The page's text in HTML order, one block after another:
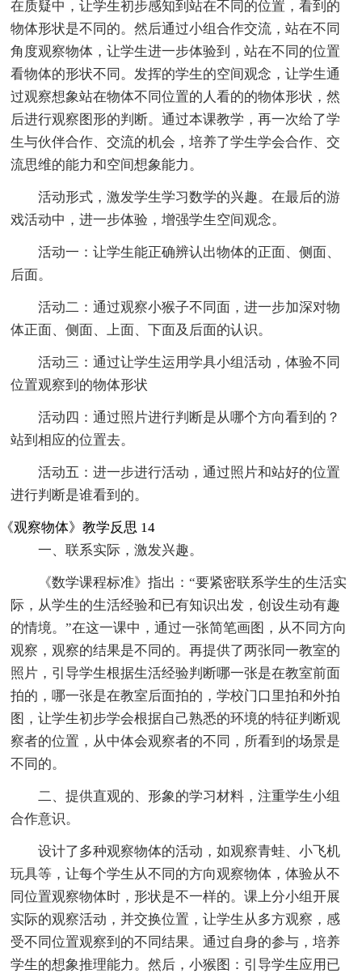
在质疑中，让学生初步感知到站在不同的位置，看到的
物体形状是不同的。然后通过小组合作交流，站在不同
角度观察物体，让学生进一步体验到，站在不同的位置
看物体的形状不同。发挥的学生的空间观念，让学生通
过观察想象站在物体不同位置的人看的的物体形状，然
后进行观察图形的判断。通过本课教学，再一次给了学
生与伙伴合作、交流的机会，培养了学生学会合作、交
流思维的能力和空间想象能力。
活动形式，激发学生学习数学的兴趣。在最后的游
戏活动中，进一步体验，增强学生空间观念。
活动一：让学生能正确辨认出物体的正面、侧面、
后面。
活动二：通过观察小猴子不同面，进一步加深对物
体正面、侧面、上面、下面及后面的认识。
活动三：通过让学生运用学具小组活动，体验不同
位置观察到的物体形状
活动四：通过照片进行判断是从哪个方向看到的？
站到相应的位置去。
活动五：进一步进行活动，通过照片和站好的位置
进行判断是谁看到的。
《观察物体》教学反思 14
一、联系实际，激发兴趣。
《数学课程标准》指出：“要紧密联系学生的生活实
际，从学生的生活经验和已有知识出发，创设生动有趣
的情境。”在这一课中，通过一张简笔画图，从不同方向
观察，观察的结果是不同的。再提供了两张同一教室的
照片，引导学生根据生活经验判断哪一张是在教室前面
拍的，哪一张是在教室后面拍的，学校门口里拍和外拍
图，让学生初步学会根据自己熟悉的环境的特征判断观
察者的位置，从中体会观察者的不同，所看到的场景是
不同的。
二、提供直观的、形象的学习材料，注重学生小组
合作意识。
设计了多种观察物体的活动，如观察青蛙、小飞机
玩具等，让每个学生从不同的方向观察物体，体验从不
同位置观察物体时，形状是不一样的。课上分小组开展
实际的观察活动，并交换位置，让学生从多方观察，感
受不同位置观察到的不同结果。通过自身的参与，培养
学生的想象推理能力。然后，小猴图：引导学生应用已